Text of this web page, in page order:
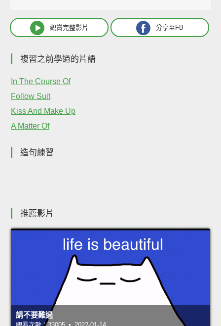
觀賞完整影片 分享至FB
複習之前學過的片語
In The Course Of
Follow Suit
Kiss And Make Up
A Matter Of
造句練習
推薦影片
請不要難過